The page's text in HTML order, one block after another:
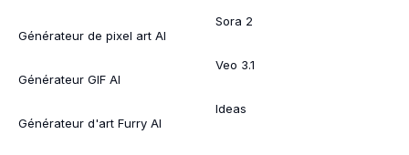
Générateur de pixel art AI
Générateur GIF AI
Générateur d'art Furry AI
Sora 2
Veo 3.1
Ideas